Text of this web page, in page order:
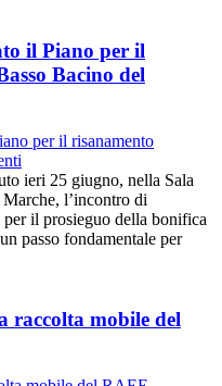
il Piano per il
Bacino del
ieri 25 giugno, nella Sala
l’incontro di
il prosieguo della bonifica
passo fondamentale per
raccolta mobile del